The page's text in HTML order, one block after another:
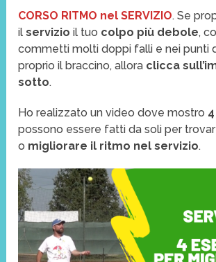
CORSO RITMO nel SERVIZIO. Se
ilservizio il tuo colpo più debole,
commetti molti doppi falli e nei punti
proprio il braccino, allora clicca
sotto.
Ho realizzato un video dove mostro
possono essere fatti da soli per
o migliorare il ritmo nel servizio.